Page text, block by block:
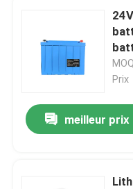
Prix
meilleur prix